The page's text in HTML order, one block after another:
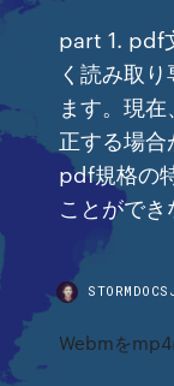
part 1. pdf
く読み取
ます。現
正する場合
pdf規格の
ことができ
Webmをmp4